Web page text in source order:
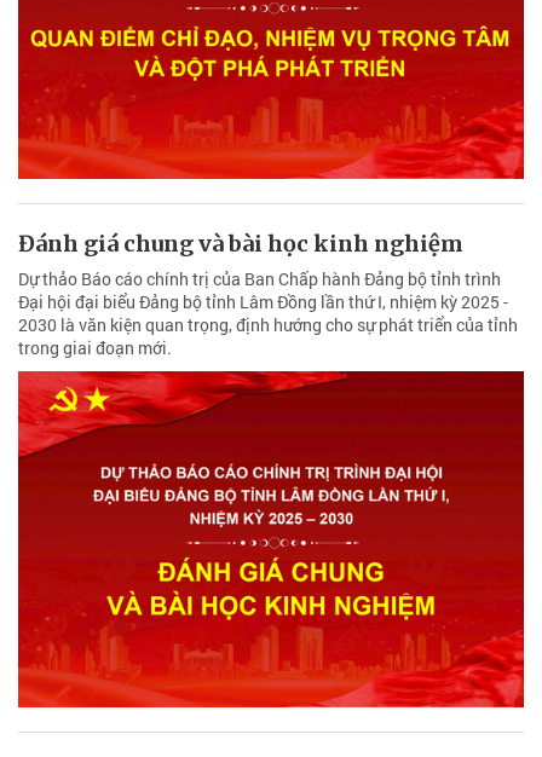
Đánh giá chung và bài học kinh nghiệm
Dự thảo Báo cáo chính trị của Ban Chấp hành Ðảng bộ tỉnh trình
Đại hội đại biểu Đảng bộ tỉnh Lâm Đồng lần thứ I, nhiệm kỳ 2025 -
2030 là văn kiện quan trọng, định hướng cho sự phát triển của tỉnh
trong giai đoạn mới.